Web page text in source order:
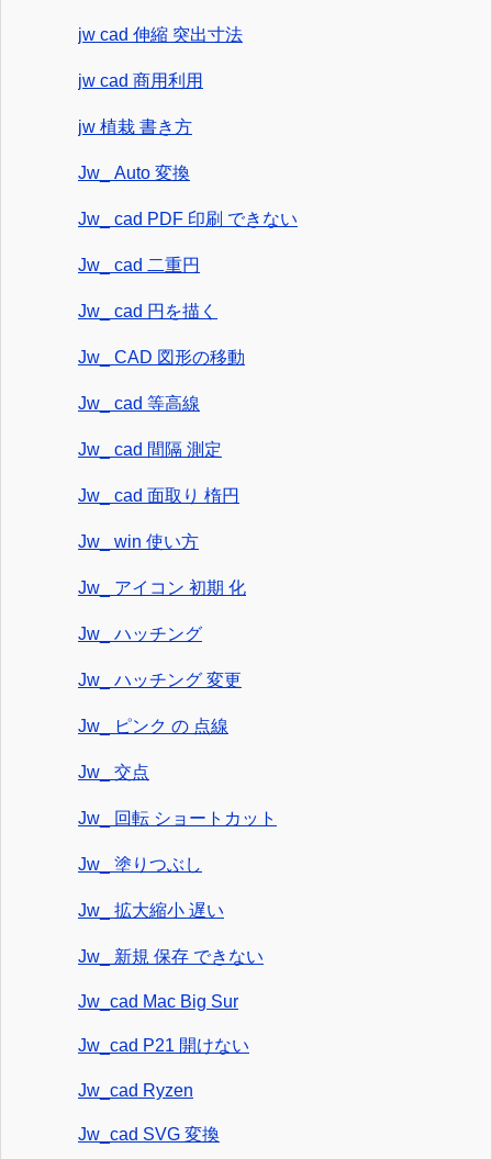
jw cad 伸縮 突出寸法
jw cad 商用利用
jw 植栽 書き方
Jw_ Auto 変換
Jw_ cad PDF 印刷 できない
Jw_ cad 二重円
Jw_ cad 円を描く
Jw_ CAD 図形の移動
Jw_ cad 等高線
Jw_ cad 間隔 測定
Jw_ cad 面取り 楕円
Jw_ win 使い方
Jw_ アイコン 初期 化
Jw_ ハッチング
Jw_ ハッチング 変更
Jw_ ピンク の 点線
Jw_ 交点
Jw_ 回転 ショートカット
Jw_ 塗りつぶし
Jw_ 拡大縮小 遅い
Jw_ 新規 保存 できない
Jw_cad Mac Big Sur
Jw_cad P21 開けない
Jw_cad Ryzen
Jw_cad SVG 変換